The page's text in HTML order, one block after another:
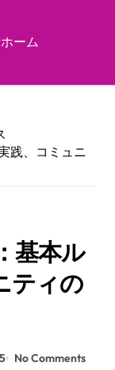
ホーム
践、コミュニ
基本ル
ティの
No Comments